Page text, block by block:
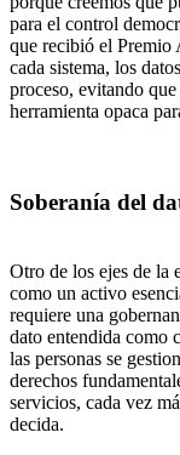
para el control
que recibió el Premio
cada sistema, los
proceso, evitando
herramienta opaca
Soberanía del
Otro de los ejes de la
como un activo
requiere una
dato entendida como
las personas se
derechos
servicios, cada vez
decida.